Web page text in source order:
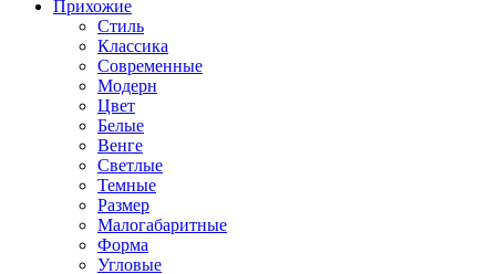
Прихожие
Стиль
Классика
Современные
Модерн
Цвет
Белые
Венге
Светлые
Темные
Размер
Малогабаритные
Форма
Угловые